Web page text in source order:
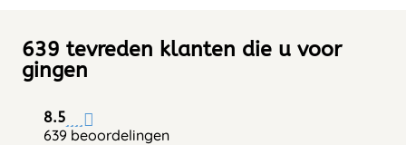
639 tevreden klanten die u voor
gingen
8.5
639 beoordelingen